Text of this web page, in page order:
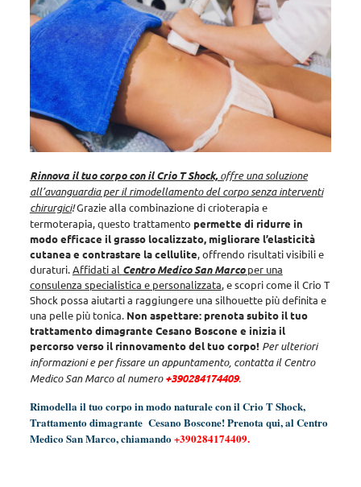
Rinnova il tuo corpo con il Crio T Shock,offre una soluzione
all’avanguardia per il rimodellamento del corpo senza interventi
chirurgici!Grazie alla combinazione di crioterapia e
termoterapia, questo trattamento permette di ridurre in
modo efficace il grasso localizzato, migliorare l’elasticità
cutanea e contrastare la cellulite, offrendo risultati visibili e
duraturi.Affidati al Centro Medico San Marcoper una
consulenza specialistica e personalizzata, e scopri come il Crio T
Shock possa aiutarti a raggiungere una silhouette più definita e
una pelle più tonica. Non aspettare: prenota subito il tuo
trattamento dimagrante Cesano Boscone e inizia il
percorso verso il rinnovamento del tuo corpo! Per ulteriori
informazioni e per fissare un appuntamento, contatta il Centro
Medico San Marco al numero+390284174409.
Rimodella il tuo corpo in modo naturale con il Crio T Shock,
Trattamento dimagrante Cesano Boscone! Prenota qui, al Centro
Medico San Marco, chiamando+390284174409.